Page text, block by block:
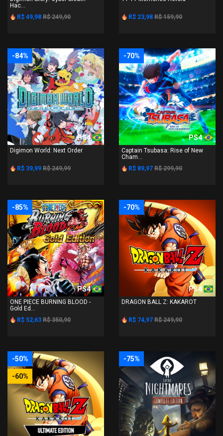
Hac...
R$ 49,98 R$ 249,90 R$ 23,98 R$ 159,90
-84%
PS4
Digimon World: Next Order
R$ 39,99 R$ 249,99
-70%
PS4
Captain Tsubasa: Rise of New
Cham...
R$ 89,97 R$ 299,90
-85%
PS4
ONE PIECE BURNING BLOOD -
Gold Ed...
R$ 52,63 R$ 350,90
-70%
PS4
DRAGON BALL Z: KAKAROT
R$ 74,97 R$ 249,90
-50%
-60%
-75%